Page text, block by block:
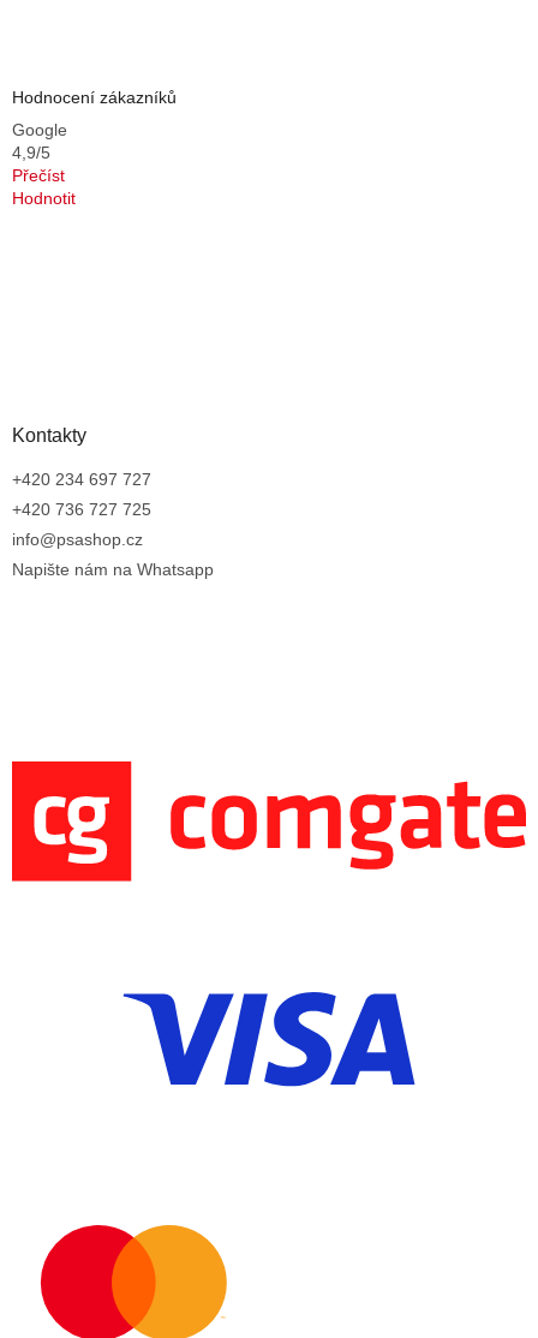
Hodnocení zákazníků
Google
4,9/5
Přečíst
Hodnotit
Kontakty
+420 234 697 727
+420 736 727 725
info@psashop.cz
Napište nám na Whatsapp